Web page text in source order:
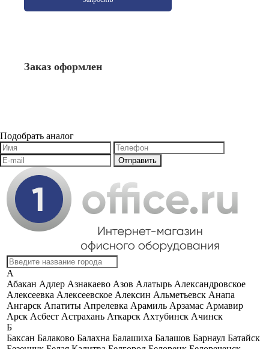
Заказ оформлен
Подобрать аналог
А
Абакан Адлер Азнакаево Азов Алатырь Александровское
Алексеевка Алексеевское Алексин Альметьевск Анапа
Ангарск Апатиты Апрелевка Арамиль Арзамас Армавир
Арск Асбест Астрахань Аткарск Ахтубинск Ачинск
Б
Баксан Балаково Балахна Балашиха Балашов Барнаул Батайск